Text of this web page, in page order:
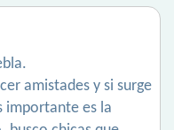
amistades y si surge
importante es la